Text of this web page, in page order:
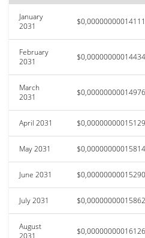
January
2031
February
2031
March
2031
April 2031
May 2031
June 2031
July 2031
August
2031